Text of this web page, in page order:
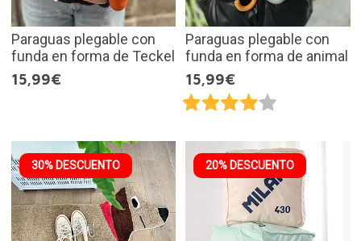
Paraguas plegable con
funda en forma de Teckel
15,99€
Paraguas plegable con
funda en forma de animal
15,99€
30% DESCUENTO 20% DESCUENTO